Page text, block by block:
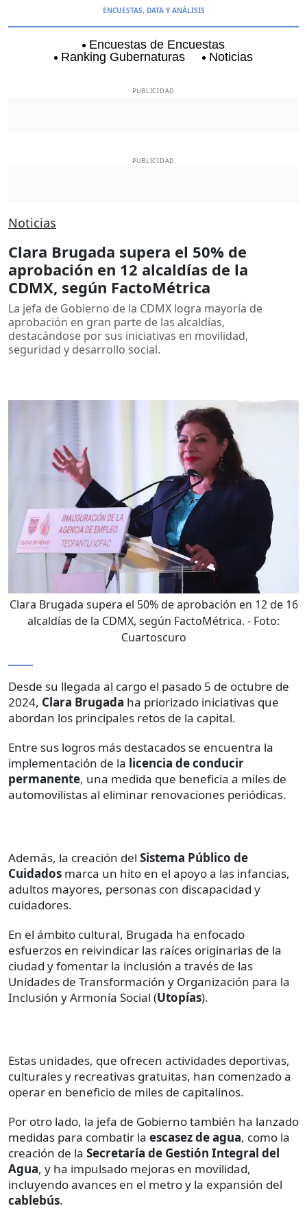
ENCUESTAS, DATA Y ANÁLISIS
Encuestas de Encuestas
Ranking Gubernaturas
Noticias
PUBLICIDAD
PUBLICIDAD
Noticias
Clara Brugada supera el 50% de
aprobación en 12 alcaldías de la
CDMX, según FactoMétrica
La jefa de Gobierno de la CDMX logra mayoría de
aprobación en gran parte de las alcaldías,
destacándose por sus iniciativas en movilidad,
seguridad y desarrollo social.
Clara Brugada supera el 50% de aprobación en 12 de 16
alcaldías de la CDMX, según FactoMétrica. - Foto:
Cuartoscuro
Desde su llegada al cargo el pasado 5 de octubre de
2024, Clara Brugada ha priorizado iniciativas que
abordan los principales retos de la capital.
Entre sus logros más destacados se encuentra la
implementación de la licencia de conducir
permanente, una medida que beneficia a miles de
automovilistas al eliminar renovaciones periódicas.
Además, la creación del Sistema Público de
Cuidados marca un hito en el apoyo a las infancias,
adultos mayores, personas con discapacidad y
cuidadores.
En el ámbito cultural, Brugada ha enfocado
esfuerzos en reivindicar las raíces originarias de la
ciudad y fomentar la inclusión a través de las
Unidades de Transformación y Organización para la
Inclusión y Armonía Social (Utopías).
Estas unidades, que ofrecen actividades deportivas,
culturales y recreativas gratuitas, han comenzado a
operar en beneficio de miles de capitalinos.
Por otro lado, la jefa de Gobierno también ha lanzado
medidas para combatir la escasez de agua, como la
creación de la Secretaría de Gestión Integral del
Agua, y ha impulsado mejoras en movilidad,
incluyendo avances en el metro y la expansión del
cablebús.